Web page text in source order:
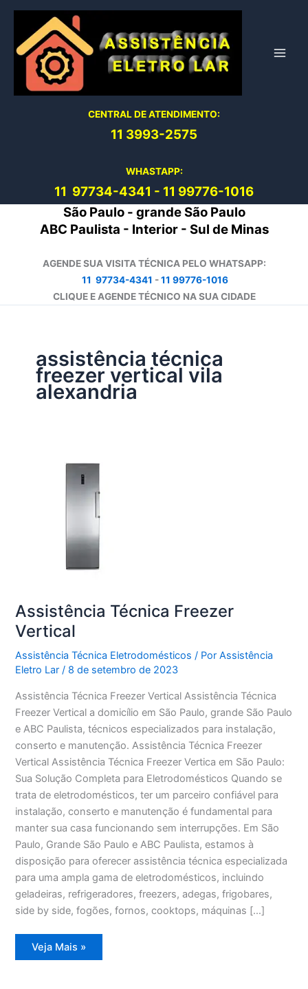
conteúdo
CENTRAL DE ATENDIMENTO:
11 3993-2575
WHASTAPP:
11 97734-4341 - 11 99776-1016
São Paulo - grande São Paulo
ABC Paulista - Interior - Sul de Minas
AGENDE SUA VISITA TÉCNICA PELO WHATSAPP:
11 97734-4341 -11 99776-1016
CLIQUE E AGENDE TÉCNICO NA SUA CIDADE
assistência técnica
freezer vertical vila
alexandria
Assistência Técnica Freezer
Vertical
Assistência Técnica Eletrodomésticos / PorAssistência
Eletro Lar/ 8 de setembro de 2023
Assistência Técnica Freezer Vertical Assistência Técnica
Freezer Vertical a domicílio em São Paulo, grande São Paulo
e ABC Paulista, técnicos especializados para instalação,
conserto e manutenção. Assistência Técnica Freezer
Vertical Assistência Técnica Freezer Vertica em São Paulo:
Sua Solução Completa para Eletrodomésticos Quando se
trata de eletrodomésticos, ter um parceiro confiável para
instalação, conserto e manutenção é fundamental para
manter sua casa funcionando sem interrupções. Em São
Paulo, Grande São Paulo e ABC Paulista, estamos à
disposição para oferecer assistência técnica especializada
para uma ampla gama de eletrodomésticos, incluindo
geladeiras, refrigeradores, freezers, adegas, frigobares,
side by side, fogões, fornos, cooktops, máquinas […]
Assistência
Técnica
Veja Mais »